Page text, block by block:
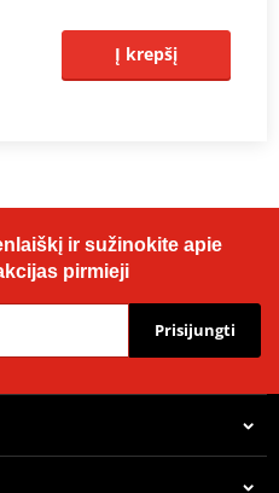
Į krepšį
ir sužinokite apie
pirmieji
Prisijungti